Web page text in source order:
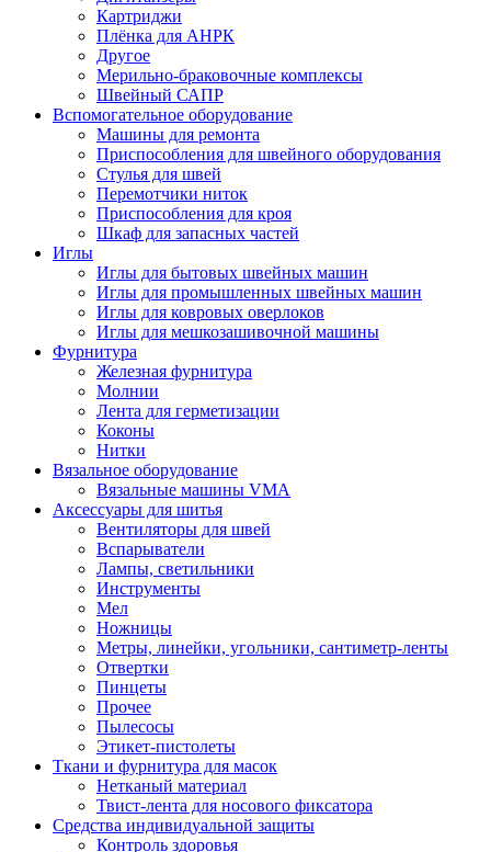
Картриджи
Плёнка для АНРК
Другое
Мерильно-браковочные комплексы
Швейный САПР
Вспомогательное оборудование
Машины для ремонта
Приспособления для швейного оборудования
Стулья для швей
Перемотчики ниток
Приспособления для кроя
Шкаф для запасных частей
Иглы
Иглы для бытовых швейных машин
Иглы для промышленных швейных машин
Иглы для ковровых оверлоков
Иглы для мешкозашивочной машины
Фурнитура
Железная фурнитура
Молнии
Лента для герметизации
Коконы
Нитки
Вязальное оборудование
Вязальные машины VMA
Аксессуары для шитья
Вентиляторы для швей
Вспарыватели
Лампы, светильники
Инструменты
Мел
Ножницы
Метры, линейки, угольники, сантиметр-ленты
Отвертки
Пинцеты
Прочее
Пылесосы
Этикет-пистолеты
Ткани и фурнитура для масок
Нетканый материал
Твист-лента для носового фиксатора
Средства индивидуальной защиты
Контроль здоровья